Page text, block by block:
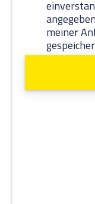
meiner